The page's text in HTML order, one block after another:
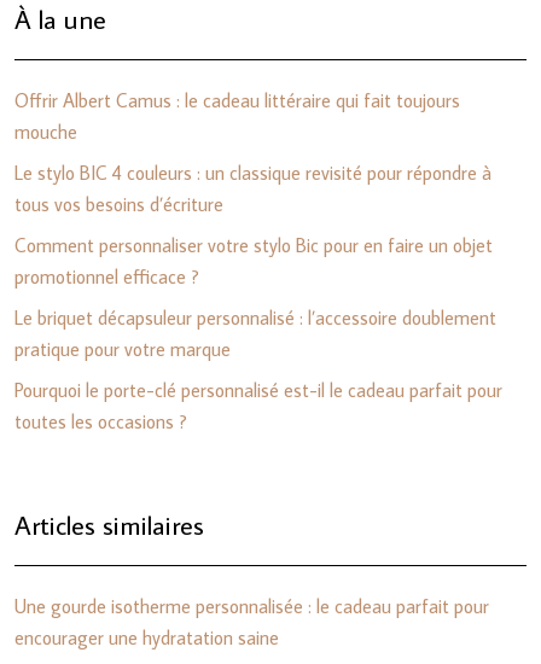
À la une
Offrir Albert Camus : le cadeau littéraire qui fait toujours
mouche
Le stylo BIC 4 couleurs : un classique revisité pour répondre à
tous vos besoins d’écriture
Comment personnaliser votre stylo Bic pour en faire un objet
promotionnel efficace ?
Le briquet décapsuleur personnalisé : l’accessoire doublement
pratique pour votre marque
Pourquoi le porte-clé personnalisé est-il le cadeau parfait pour
toutes les occasions ?
Articles similaires
Une gourde isotherme personnalisée : le cadeau parfait pour
encourager une hydratation saine